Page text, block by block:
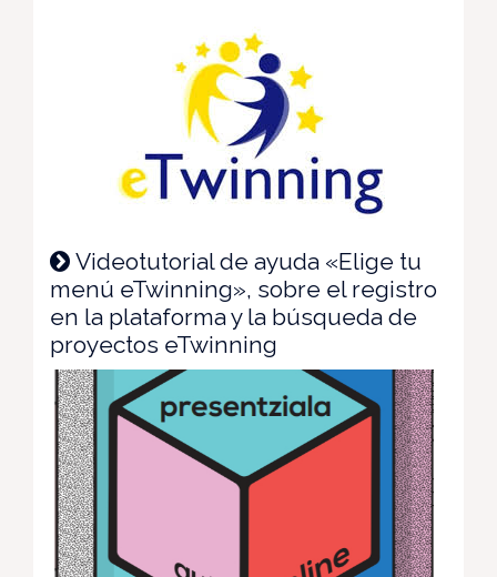
Videotutorial de ayuda «Elige tu
menú eTwinning», sobre el registro
en la plataforma y la búsqueda de
proyectos eTwinning